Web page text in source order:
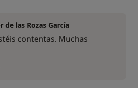
de las Rozas García
contentas. Muchas